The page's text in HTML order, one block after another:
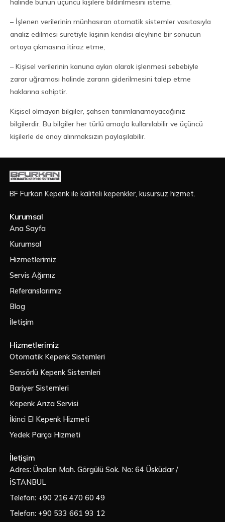
halinde bunun üçüncü kişilere bildirilmesini isteme,
– İşlenen verilerinin münhasıran otomatik sistemler vasıtasıyla
analiz edilmesi suretiyle kişinin kendisi aleyhine bir sonucun
ortaya çıkmasına itiraz etme,
– Kişisel verilerinin kanuna aykırı olarak işlenmesi sebebiyle
zarar uğraması halinde zararın giderilmesini talep etme
haklarına sahiptir.
Kişisel olmayan bilgiler, şahsen tanımlanamayacağınız
bilgilerdir. Bu bilgiler her türlü amaçla kullanılabilir ve üçüncü
kişilerle de onay alınmaksızın paylaşılabilir.
BF Furkan Kepenk ile kaliteli kepenkler, kusursuz hizmet.
Kurumsal
Ana Sayfa
Kurumsal
Hizmetlerimiz
Servis Ağımız
Referanslarımız
Blog
İletişim
Hizmetlerimiz
Otomatik Kepenk Sistemleri
Sensörlü Kepenk Sistemleri
Bariyer Sistemleri
Kepenk Arıza Servisi
İkinci El Kepenk Hizmeti
Yedek Parça Hizmeti
İletişim
Adres: Ünalan Mah. Görgülü Sok. No: 64 Üsküdar /
İSTANBUL
Telefon: +90 216 470 60 49
Telefon: +90 533 661 93 12